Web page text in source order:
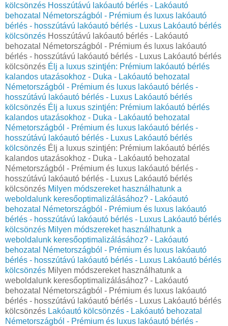
kölcsönzés Hosszútávú lakóautó bérlés - Lakóautó
behozatal Németországból - Prémium és luxus lakóautó
bérlés - hosszútávú lakóautó bérlés - Luxus Lakóautó bérlés
kölcsönzés Hosszútávú lakóautó bérlés - Lakóautó
behozatal Németországból - Prémium és luxus lakóautó
bérlés - hosszútávú lakóautó bérlés - Luxus Lakóautó bérlés
kölcsönzés Élj a luxus szintjén: Prémium lakóautó bérlés
kalandos utazásokhoz - Duka - Lakóautó behozatal
Németországból - Prémium és luxus lakóautó bérlés -
hosszútávú lakóautó bérlés - Luxus Lakóautó bérlés
kölcsönzés Élj a luxus szintjén: Prémium lakóautó bérlés
kalandos utazásokhoz - Duka - Lakóautó behozatal
Németországból - Prémium és luxus lakóautó bérlés -
hosszútávú lakóautó bérlés - Luxus Lakóautó bérlés
kölcsönzés Élj a luxus szintjén: Prémium lakóautó bérlés
kalandos utazásokhoz - Duka - Lakóautó behozatal
Németországból - Prémium és luxus lakóautó bérlés -
hosszútávú lakóautó bérlés - Luxus Lakóautó bérlés
kölcsönzés Milyen módszereket használhatunk a
weboldalunk keresőoptimalizálásához? - Lakóautó
behozatal Németországból - Prémium és luxus lakóautó
bérlés - hosszútávú lakóautó bérlés - Luxus Lakóautó bérlés
kölcsönzés Milyen módszereket használhatunk a
weboldalunk keresőoptimalizálásához? - Lakóautó
behozatal Németországból - Prémium és luxus lakóautó
bérlés - hosszútávú lakóautó bérlés - Luxus Lakóautó bérlés
kölcsönzés Milyen módszereket használhatunk a
weboldalunk keresőoptimalizálásához? - Lakóautó
behozatal Németországból - Prémium és luxus lakóautó
bérlés - hosszútávú lakóautó bérlés - Luxus Lakóautó bérlés
kölcsönzés Lakóautó kölcsönzés - Lakóautó behozatal
Németországból - Prémium és luxus lakóautó bérlés -